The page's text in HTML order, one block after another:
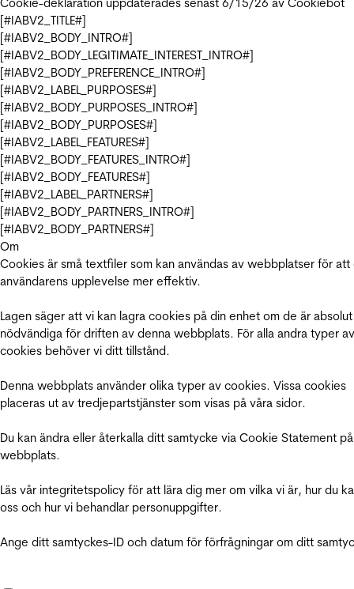
[#IABV2_TITLE#]
[#IABV2_BODY_INTRO#]
[#IABV2_BODY_LEGITIMATE_INTEREST_INTRO#]
[#IABV2_BODY_PREFERENCE_INTRO#]
[#IABV2_LABEL_PURPOSES#]
[#IABV2_BODY_PURPOSES_INTRO#]
[#IABV2_BODY_PURPOSES#]
[#IABV2_LABEL_FEATURES#]
[#IABV2_BODY_FEATURES_INTRO#]
[#IABV2_BODY_FEATURES#]
[#IABV2_LABEL_PARTNERS#]
[#IABV2_BODY_PARTNERS_INTRO#]
[#IABV2_BODY_PARTNERS#]
Om
Cookies är små textfiler som kan användas av webbplatser för att
användarens upplevelse mer effektiv.
Lagen säger att vi kan lagra cookies på din enhet om de är absolut
nödvändiga för driften av denna webbplats. För alla andra typer av
cookies behöver vi ditt tillstånd.
Denna webbplats använder olika typer av cookies. Vissa cookies
placeras ut av tredjepartstjänster som visas på våra sidor.
Du kan ändra eller återkalla ditt samtycke via Cookie Statement
webbplats.
Läs vår integritetspolicy för att lära dig mer om vilka vi är, hur du
oss och hur vi behandlar personuppgifter.
Ange ditt samtyckes-ID och datum för förfrågningar om ditt